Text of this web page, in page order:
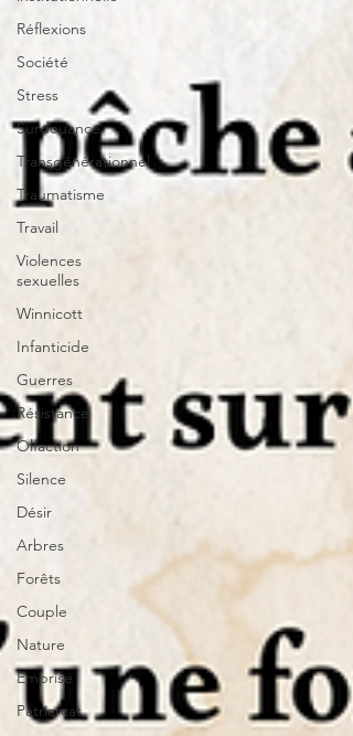
Réflexions
Société
Stress
Surdouance
Transgénérationnel
Traumatisme
Travail
Violences
sexuelles
Winnicott
Infanticide
Guerres
Résistance
Olfaction
Silence
Désir
Arbres
Forêts
Couple
Nature
Emprise
Patriarcat